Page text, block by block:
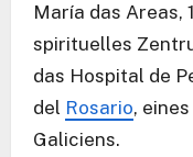
María das Areas,
spirituelles
das Hospital de
del Rosario,
Galiciens.